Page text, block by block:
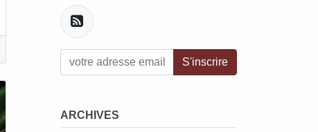
S'inscrire
ARCHIVES
contact@qualisysconsulting.com
+2213386755775